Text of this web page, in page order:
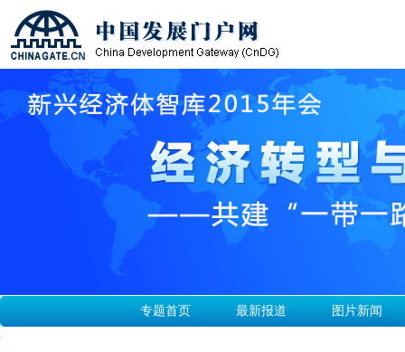
专题首页 最新报道 图片新闻